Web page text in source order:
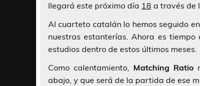
llegará este próximo día 18 a través de
Al cuarteto catalán lo hemos seguido
nuestras estanterías. Ahora es
estudios dentro de estos últimos meses.
Como calentamiento, Matching Ratio
abajo, y que será de la partida de ese